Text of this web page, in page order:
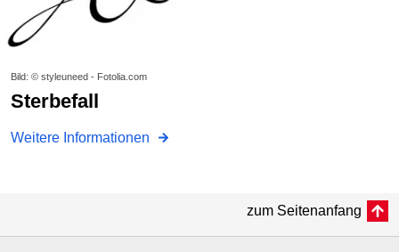
Bild: © styleuneed - Fotolia.com
Sterbefall
Weitere Informationen
zum Seitenanfang